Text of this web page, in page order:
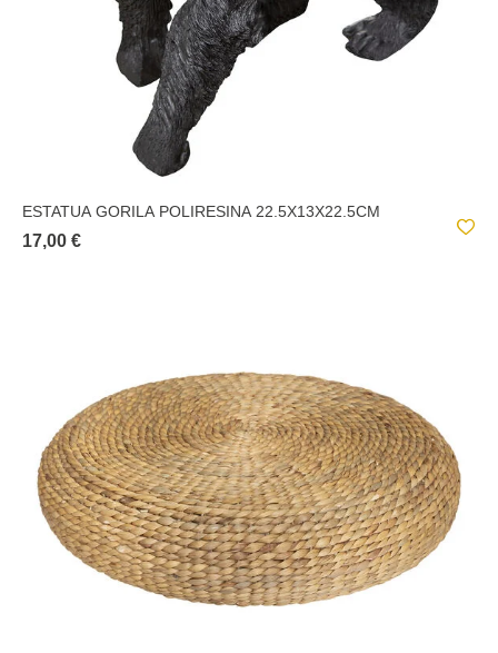
ESTATUA GORILA POLIRESINA 22.5X13X22.5CM
17,00 €